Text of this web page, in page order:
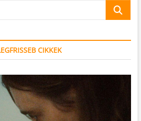
keresés
CIKKEK